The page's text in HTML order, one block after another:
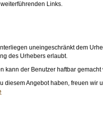
Links.
uneingeschränkt dem
des Urhebers erlaubt.
kann der Benutzer haftbar gemacht
diesem Angebot haben, freuen wir